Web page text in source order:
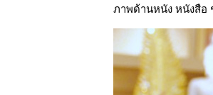
ภาพด้านหนัง หนังสือ